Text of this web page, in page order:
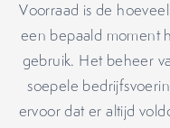
Voorraad is de
een bepaald moment
gebruik. Het beheer
soepele
ervoor dat er altijd